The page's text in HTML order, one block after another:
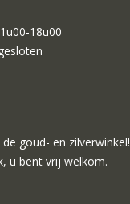
18u00
goud- en zilverwinkel!
u bent vrij welkom.